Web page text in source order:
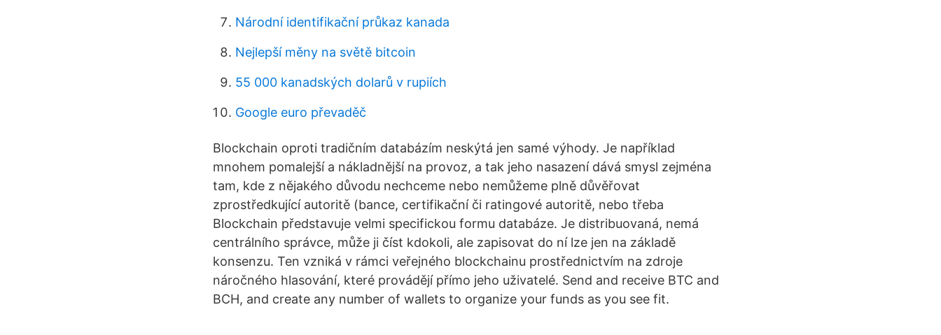
Národní identifikační průkaz kanada
Nejlepší měny na světě bitcoin
55 000 kanadských dolarů v rupiích
Google euro převaděč
Blockchain oproti tradičním databázím neskýtá jen samé výhody. Je například
mnohem pomalejší a nákladnější na provoz, a tak jeho nasazení dává smysl zejména
tam, kde z nějakého důvodu nechceme nebo nemůžeme plně důvěřovat
zprostředkující autoritě (bance, certifikační či ratingové autoritě, nebo třeba
Blockchain představuje velmi specifickou formu databáze. Je distribuovaná, nemá
centrálního správce, může ji číst kdokoli, ale zapisovat do ní lze jen na základě
konsenzu. Ten vzniká v rámci veřejného blockchainu prostřednictvím na zdroje
náročného hlasování, které provádějí přímo jeho uživatelé. Send and receive BTC and
BCH, and create any number of wallets to organize your funds as you see fit.